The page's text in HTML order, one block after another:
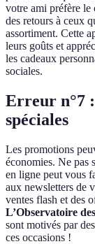
votre ami préfère le
des retours à ceux
assortiment. Cette
leurs goûts et
les cadeaux
sociales.
Erreur n°7
spéciales
Les promotions
économies. Ne pas
en ligne peut vous
aux newsletters de
ventes flash et des
L’Observatoire
sont motivés par
ces occasions !